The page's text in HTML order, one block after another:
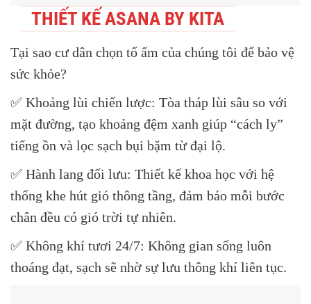
THIẾT KẾ ASANA BY KITA
Tại sao cư dân chọn tổ ấm của chúng tôi để bảo vệ
sức khỏe?
✅ Khoảng lùi chiến lược: Tòa tháp lùi sâu so với
mặt đường, tạo khoảng đệm xanh giúp “cách ly”
tiếng ồn và lọc sạch bụi bặm từ đại lộ.
✅ Hành lang đối lưu: Thiết kế khoa học với hệ
thống khe hút gió thông tầng, đảm bảo mỗi bước
chân đều có gió trời tự nhiên.
✅ Không khí tươi 24/7: Không gian sống luôn
thoáng đạt, sạch sẽ nhờ sự lưu thông khí liên tục.